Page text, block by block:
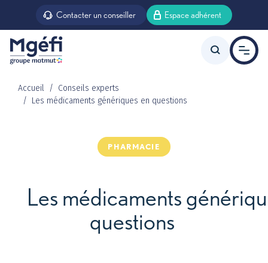
Aller au contenu principal
Contacter un conseiller Espace adhérent
Prévoyance
Accueil
Conseils experts
Les médicaments génériques en questions
PHARMACIE
Les médicaments
questions